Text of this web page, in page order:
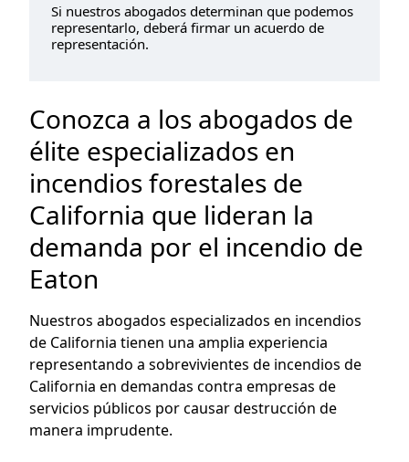
Si nuestros abogados determinan que podemos
representarlo, deberá firmar un acuerdo de
representación.
Conozca a los abogados de
élite especializados en
incendios forestales de
California que lideran la
demanda por el incendio de
Eaton
Nuestros abogados especializados en incendios
de California tienen una amplia experiencia
representando a sobrevivientes de incendios de
California en demandas contra empresas de
servicios públicos por causar destrucción de
manera imprudente.